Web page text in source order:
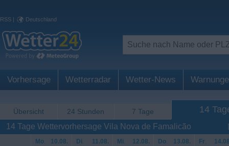
RSS | Deutschland
Vorhersage Wetterradar Wetter-News
Übersicht 24 Stunden 7 Tage 14
14 Tage Wettervorhersage Vila Nova de Famalicão
Mo. 10.08. Di. 11.08. Mi. 12.08. Do. 13.08. Fr.